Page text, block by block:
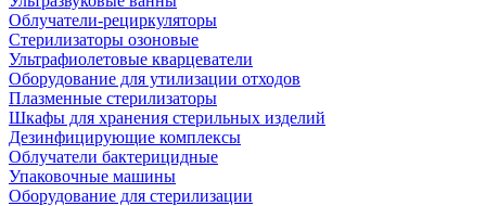
Облучатели-рециркуляторы
Стерилизаторы озоновые
Ультрафиолетовые кварцеватели
Оборудование для утилизации отходов
Плазменные стерилизаторы
Шкафы для хранения стерильных изделий
Дезинфицирующие комплексы
Облучатели бактерицидные
Упаковочные машины
Оборудование для стерилизации